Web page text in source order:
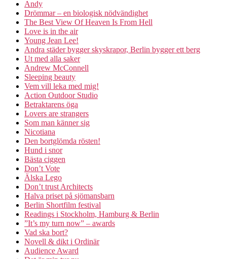
Andy
Drömmar – en biologisk nödvändighet
The Best View Of Heaven Is From Hell
Love is in the air
Young Jean Lee!
Andra städer bygger skyskrapor, Berlin bygger ett berg
Ut med alla saker
Andrew McConnell
Sleeping beauty
Vem vill leka med mig!
Action Outdoor Studio
Betraktarens öga
Lovers are strangers
Som man känner sig
Nicotiana
Den bortglömda rösten!
Hund i snor
Bästa ciggen
Don’t Vote
Älska Lego
Don’t trust Architects
Halva priset på sjömansbarn
Berlin Shortfilm festival
Readings i Stockholm, Hamburg & Berlin
”It’s my turn now” – awards
Vad ska bort?
Novell & dikt i Ordinär
Audience Award